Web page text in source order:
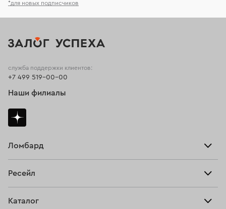
*для новых подписчиков
Ломбард
Тарифы
Ресейл
Каталог
служба поддержки клиентов:
+7 499 519-00-00
Наши филиалы